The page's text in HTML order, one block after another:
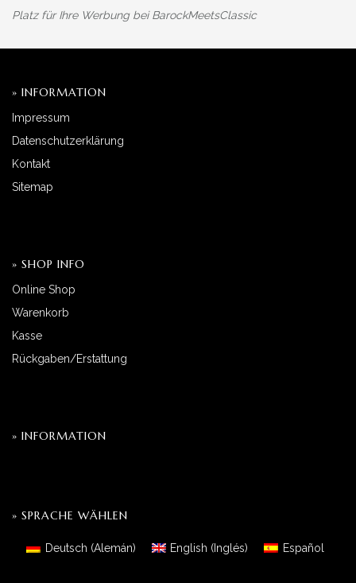
Platz für Ihre Werbung bei BarockMeetsClassic
» INFORMATION
Impressum
Datenschutzerklärung
Kontakt
Sitemap
» SHOP INFO
Online Shop
Warenkorb
Kasse
Rückgaben/Erstattung
» INFORMATION
» SPRACHE WÄHLEN
Deutsch (Alemán) English ( Inglés) Español